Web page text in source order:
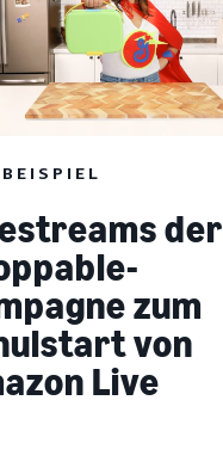
der
zum
von
Live